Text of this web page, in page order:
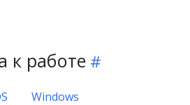
к работе
Windows